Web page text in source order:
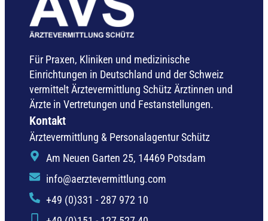
Für Praxen, Kliniken und medizinische
Einrichtungen in Deutschland und der Schweiz
vermittelt Ärztevermittlung Schütz Ärztinnen und
Ärzte in Vertretungen und Festanstellungen.
Kontakt
Ärztevermittlung & Personalagentur Schütz
Am Neuen Garten 25, 14469 Potsdam
info@aerztevermittlung.com
+49 (0)331 - 287 972 10